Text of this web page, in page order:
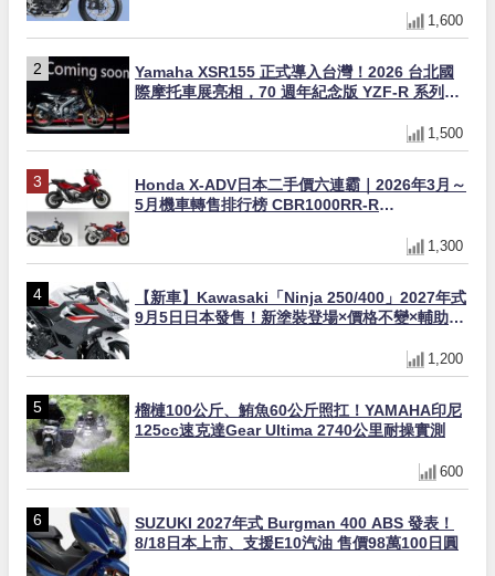
1,600
Yamaha XSR155 正式導入台灣！2026 台北國
際摩托車展亮相，70 週年紀念版 YZF-R 系列限
1,500
Honda X-ADV日本二手價六連霸｜2026年3月～
5月機車轉售排行榜 CBR1000RR-R
1,300
【新車】Kawasaki「Ninja 250/400」2027年式
9月5日日本發售！新塗裝登場×價格不變×輔助滑
1,200
榴槤100公斤、鮪魚60公斤照扛！YAMAHA印尼
125cc速克達Gear Ultima 2740公里耐操實測
600
SUZUKI 2027年式 Burgman 400 ABS 發表！
8/18日本上市、支援E10汽油 售價98萬100日圓